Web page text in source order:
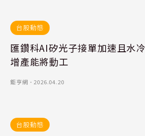
台股動態
匯鑽科AI矽光子接單加速且水
增產能將動工
鉅亨網 ． 2026.04.20
台股動態